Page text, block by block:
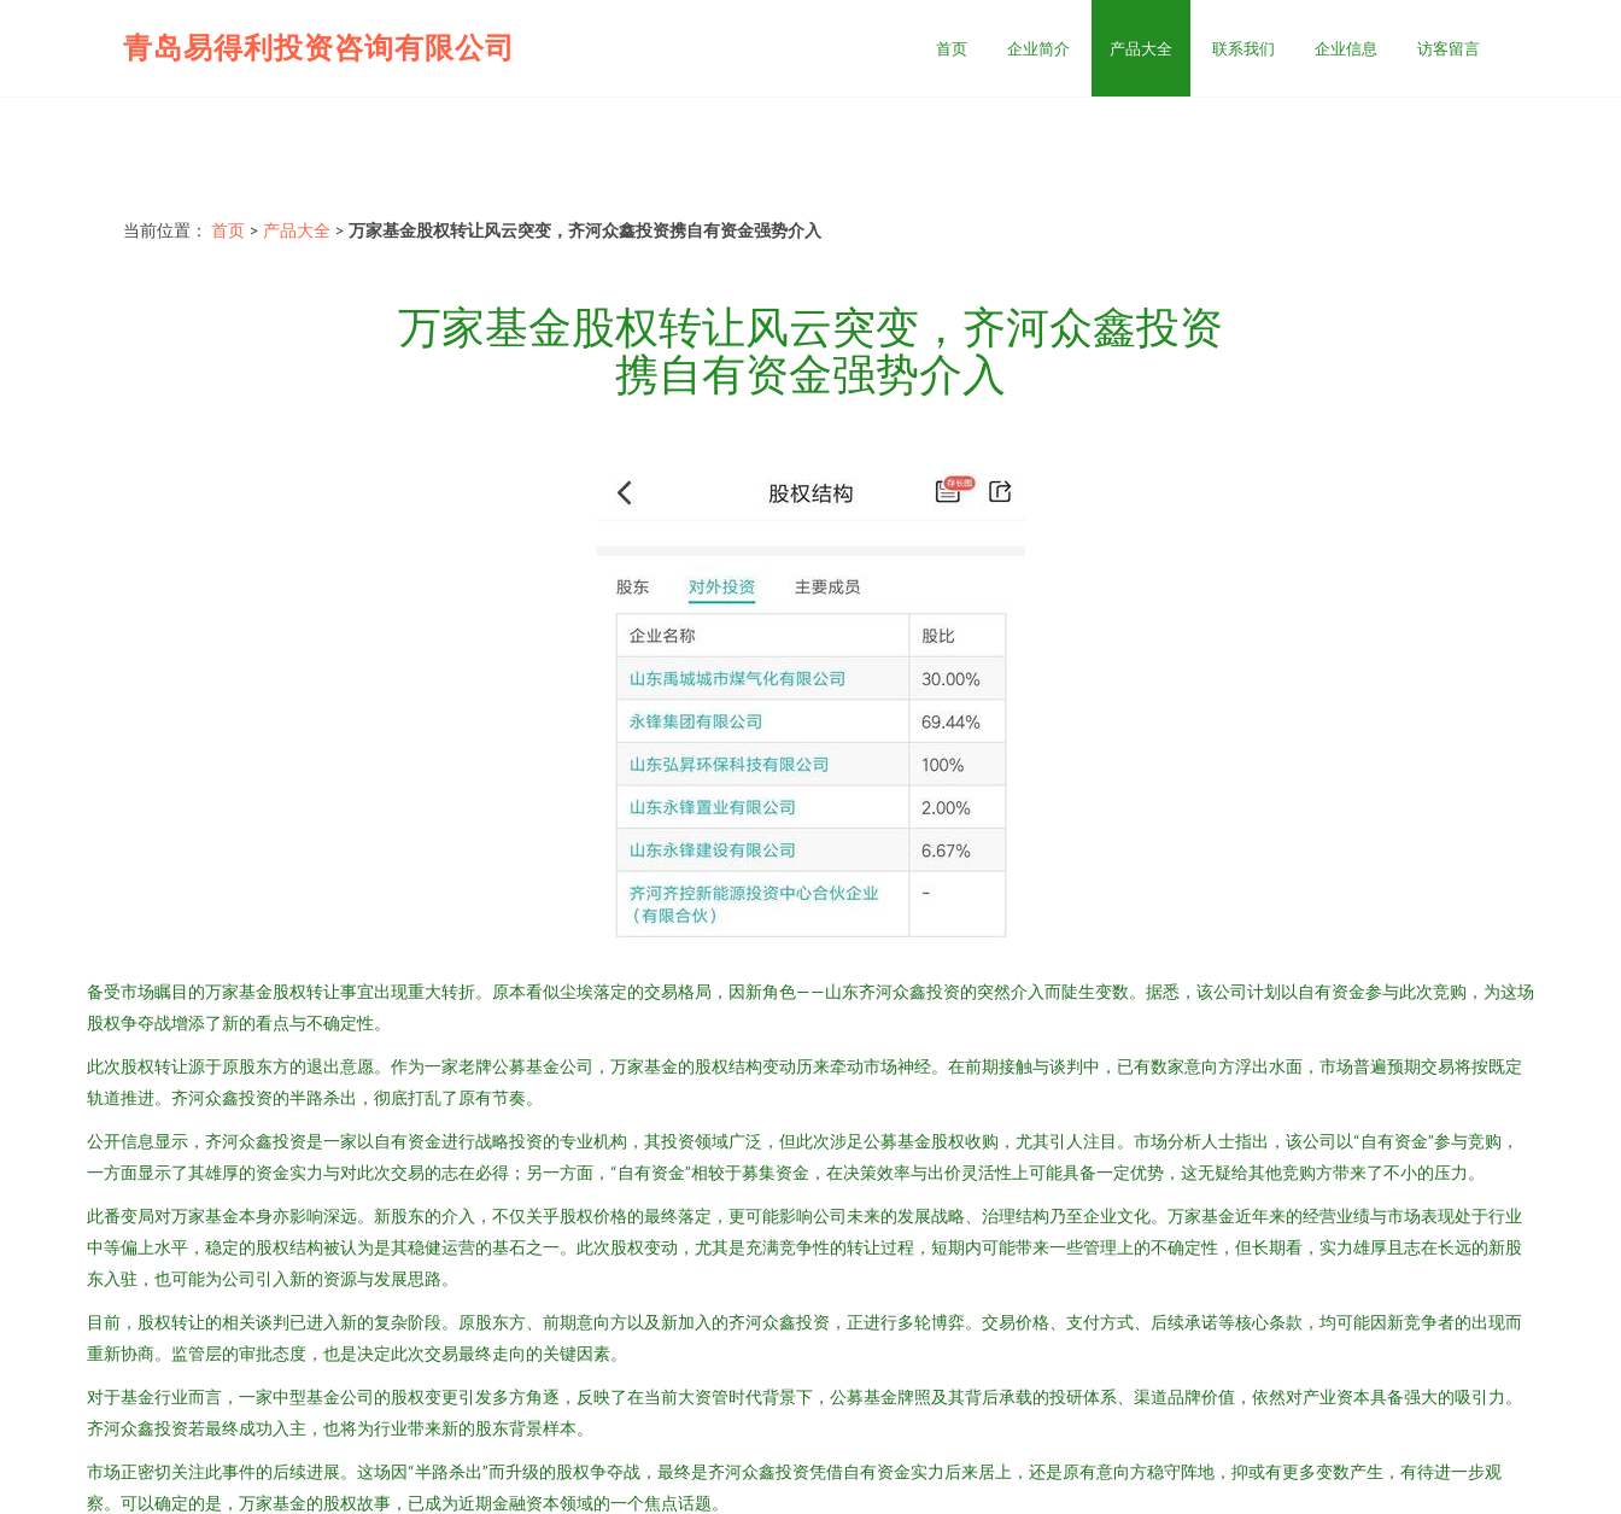
青岛易得利投资咨询有限公司 首页 企业简介 产品大全 联系我们 企业信息 访客留言
当前位置： 首页 > 产品大全 > 万家基金股权转让风云突变，齐河众鑫投资携自有资金强势介入
万家基金股权转让风云突变，齐河众鑫投资
携自有资金强势介入
备受市场瞩目的万家基金股权转让事宜出现重大转折。原本看似尘埃落定的交易格局，因新角色——山东齐河众鑫投资的突然介入而陡生变数。据悉，该公司计划以自有资金参与此次竞购，为这场
股权争夺战增添了新的看点与不确定性。
此次股权转让源于原股东方的退出意愿。作为一家老牌公募基金公司，万家基金的股权结构变动历来牵动市场神经。在前期接触与谈判中，已有数家意向方浮出水面，市场普遍预期交易将按既定
轨道推进。齐河众鑫投资的半路杀出，彻底打乱了原有节奏。
公开信息显示，齐河众鑫投资是一家以自有资金进行战略投资的专业机构，其投资领域广泛，但此次涉足公募基金股权收购，尤其引人注目。市场分析人士指出，该公司以“自有资金”参与竞购，
一方面显示了其雄厚的资金实力与对此次交易的志在必得；另一方面，“自有资金”相较于募集资金，在决策效率与出价灵活性上可能具备一定优势，这无疑给其他竞购方带来了不小的压力。
此番变局对万家基金本身亦影响深远。新股东的介入，不仅关乎股权价格的最终落定，更可能影响公司未来的发展战略、治理结构乃至企业文化。万家基金近年来的经营业绩与市场表现处于行业
中等偏上水平，稳定的股权结构被认为是其稳健运营的基石之一。此次股权变动，尤其是充满竞争性的转让过程，短期内可能带来一些管理上的不确定性，但长期看，实力雄厚且志在长远的新股
东入驻，也可能为公司引入新的资源与发展思路。
目前，股权转让的相关谈判已进入新的复杂阶段。原股东方、前期意向方以及新加入的齐河众鑫投资，正进行多轮博弈。交易价格、支付方式、后续承诺等核心条款，均可能因新竞争者的出现而
重新协商。监管层的审批态度，也是决定此次交易最终走向的关键因素。
对于基金行业而言，一家中型基金公司的股权变更引发多方角逐，反映了在当前大资管时代背景下，公募基金牌照及其背后承载的投研体系、渠道品牌价值，依然对产业资本具备强大的吸引力。
齐河众鑫投资若最终成功入主，也将为行业带来新的股东背景样本。
市场正密切关注此事件的后续进展。这场因“半路杀出”而升级的股权争夺战，最终是齐河众鑫投资凭借自有资金实力后来居上，还是原有意向方稳守阵地，抑或有更多变数产生，有待进一步观
察。可以确定的是，万家基金的股权故事，已成为近期金融资本领域的一个焦点话题。